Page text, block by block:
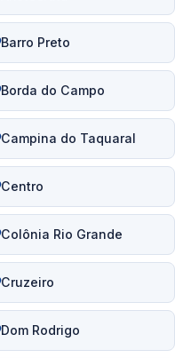
Barro Preto
Borda do Campo
Campina do Taquaral
Centro
Colônia Rio Grande
Cruzeiro
Dom Rodrigo